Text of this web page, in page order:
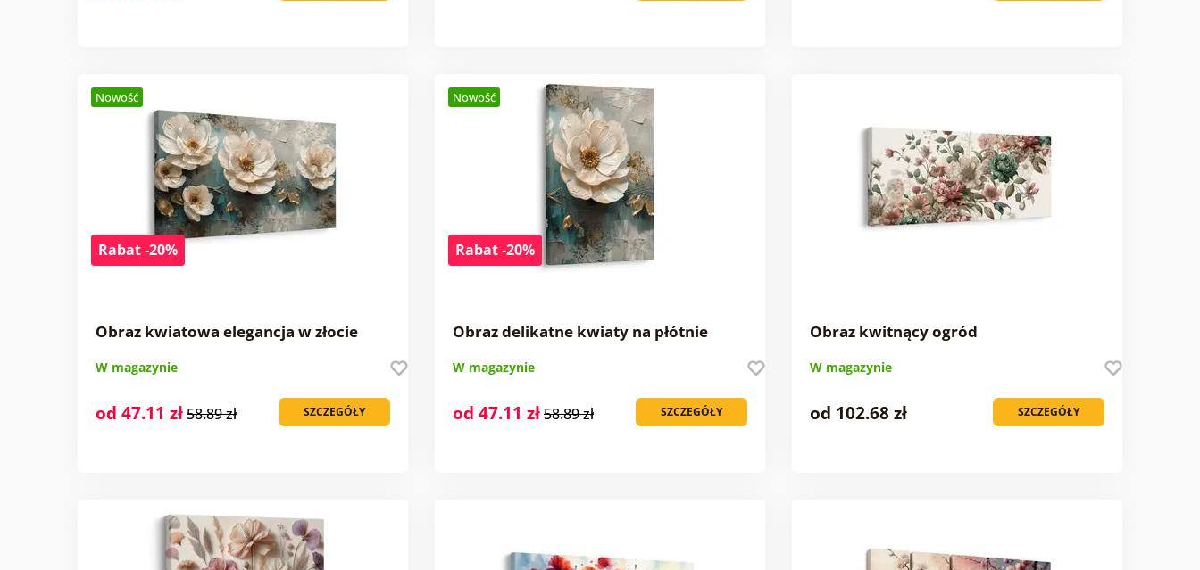
Nowość
Rabat -20%
Obraz kwiatowa elegancja w złocie
W magazynie
SZCZEGÓŁY
od 47.11 zł58.89 zł
Nowość
Rabat -20%
Obraz delikatne kwiaty na płótnie
W magazynie
SZCZEGÓŁY
od 47.11 zł58.89 zł
Obraz kwitnący ogród
W magazynie
SZCZEGÓŁY
od 102.68 zł